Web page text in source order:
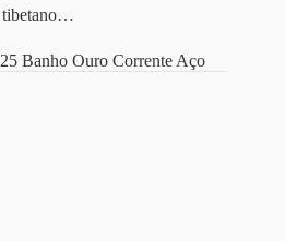
tibetano…
Banho Ouro Corrente Aço